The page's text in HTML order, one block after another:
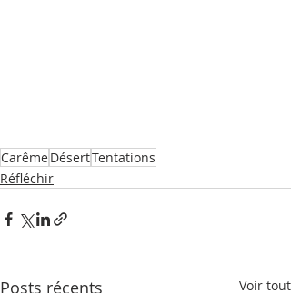
CarêmeDésertTentations
Réfléchir
Posts récents Voir tout